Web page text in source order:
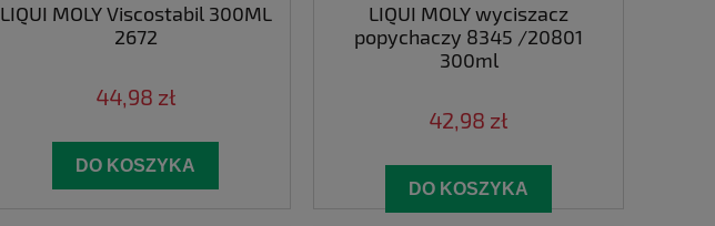
LIQUI MOLY Viscostabil 300ML
2672
44,98 zł
DO KOSZYKA
LIQUI MOLY wyciszacz
popychaczy 8345 /20801
300ml
42,98 zł
DO KOSZYKA